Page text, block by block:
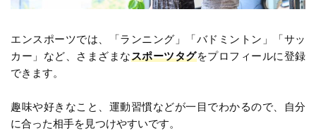
エンスポーツでは、「ランニング」「バドミントン」「サッ
カー」など、さまざまなスポーツタグをプロフィールに登録
できます。
趣味や好きなこと、運動習慣などが一目でわかるので、自分
に合った相手を見つけやすいです。